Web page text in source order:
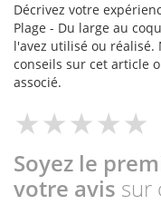
Décrivez votre
Plage - Du large au
l'avez utilisé ou réalisé.
conseils sur cet article
associé.
Soyez le
votre avis sur